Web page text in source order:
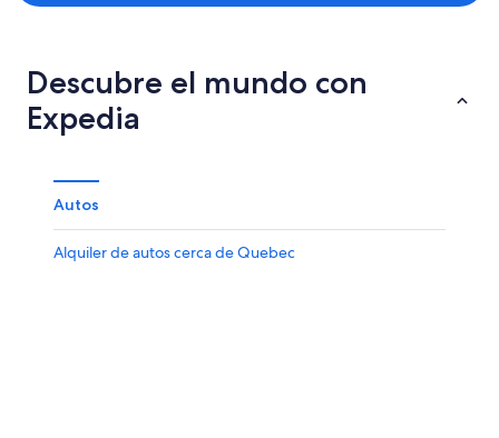
Descubre el mundo con
Expedia
Autos
Alquiler de autos cerca de Quebec